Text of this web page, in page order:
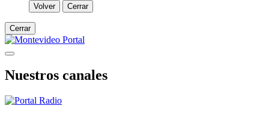
Volver Cerrar
Cerrar
Nuestros canales